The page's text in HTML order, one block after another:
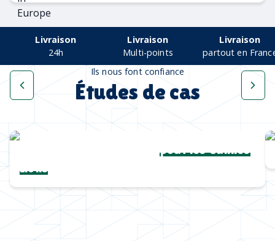
Livraison
24h
Livraison
Multi-points
Livraison
partout en
Ils nous font confiance
Études de cas
Une collection complètepour les Cannes
Lions